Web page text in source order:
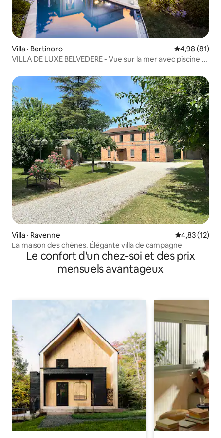
Villa · Bertinoro Note
4,98 (81)
VILLA DE LUXE BELVEDERE - Vue sur la mer avec piscine et
Villa · Ravenne Note
4,83 (12)
La maison des chênes. Élégante villa de campagne
Le confort d'un chez-soi et des prix
mensuels avantageux